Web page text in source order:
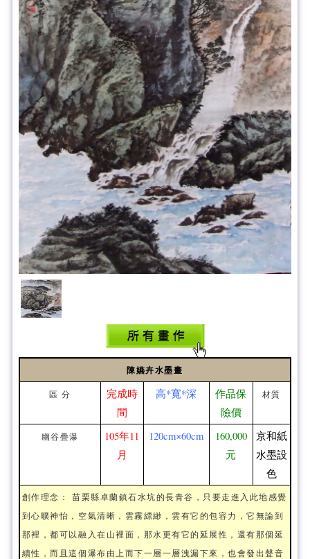
陳嬿卉水墨畫
區 分
完成時
間
高*寬*深
作品保
險價
材質
幽谷疊瀑
105年11
月
120cm×60cm
160,000
元
京和紙
水墨設
色
創作理念： 苗栗縣卓蘭鎮石水坑的長青谷，只要走進入此地感覺
到心曠神怡，空氣清晰，雲霧縹緲，雲有它的包容力，它無論到
那裡，都可以融入在山裡面，那水更有它的延展性，還有那個延
續性，而且這個瀑布由上而下一層一層洩漏下來，也會發出聲音